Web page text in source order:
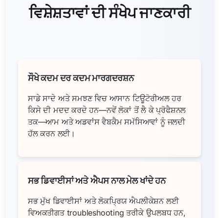
ਵਿਸ਼ੇਸ਼ਤਾਵਾਂ ਦੀ ਸੰਖੇਪ ਜਾਣਕਾਰੀ
ਸੌਖੇ ਕਦਮ ਦਰ ਕਦਮ ਮਾਰਗਦਰਸ਼ਨ
ਸਾਡੇ ਸਾਦੇ ਅਤੇ ਸਮਝਣ ਵਿਚ ਆਸਾਨ ਟਿਊਟੋਰੀਅਲ ਹਰ
ਕਿਸੇ ਦੀ ਮਦਦ ਕਰਦੇ ਹਨ—ਨਵੇਂ ਲੋਕਾਂ ਤੋਂ ਲੈ ਕੇ ਪ੍ਰੋਫੈਸ਼ਨਲ
ਤਕ—ਆਮ ਅਤੇ ਅਡਵਾਂਸ ਵੈਬਕੈਮ ਸਮੱਸਿਆਵਾਂ ਨੂੰ ਜਲਦੀ
ਹੱਲ ਕਰਨ ਲਈ।
ਸਭ ਡਿਵਾਈਸਾਂ ਅਤੇ ਐਪਸ ਨਾਲ ਮੇਲ ਖਾਂਦੇ ਹਨ
ਸਭ ਮੁੱਖ ਡਿਵਾਈਸਾਂ ਅਤੇ ਲੋਕਪ੍ਰਿਯ ਐਪਲੀਕੇਸ਼ਨ ਲਈ
ਵਿਅਕਤੀਗਤ troubleshooting ਤਰੀਕੇ ਉਪਲਬਧ ਹਨ,